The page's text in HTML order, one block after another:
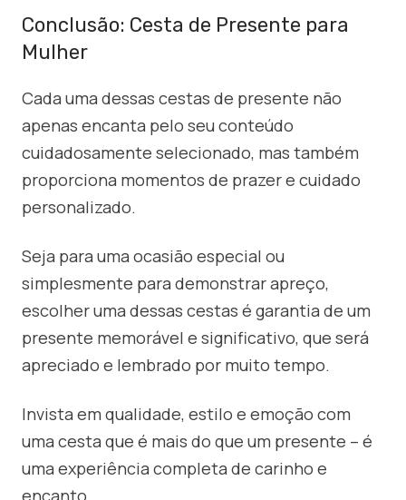
Conclusão: Cesta de Presente para
Mulher
Cada uma dessas cestas de presente não
apenas encanta pelo seu conteúdo
cuidadosamente selecionado, mas também
proporciona momentos de prazer e cuidado
personalizado.
Seja para uma ocasião especial ou
simplesmente para demonstrar apreço,
escolher uma dessas cestas é garantia de um
presente memorável e significativo, que será
apreciado e lembrado por muito tempo.
Invista em qualidade, estilo e emoção com
uma cesta que é mais do que um presente – é
uma experiência completa de carinho e